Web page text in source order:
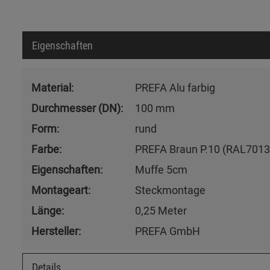
Eigenschaften
Material:
PREFA Alu farbig
Durchmesser (DN):
100 mm
Form:
rund
Farbe:
PREFA Braun P.10
Eigenschaften:
Muffe 5cm
Montageart:
Steckmontage
Länge:
0,25 Meter
Hersteller:
PREFA GmbH
Details